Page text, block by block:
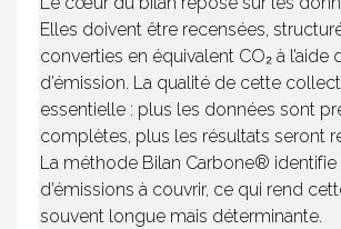
Elles doivent être recensées,
converties en équivalent CO₂ à l’aide
d’émission. La qualité de cette
essentielle : plus les données sont
complètes, plus les résultats seront
La méthode Bilan Carbone® identifie
d’émissions à couvrir, ce qui rend
souvent longue mais déterminante.